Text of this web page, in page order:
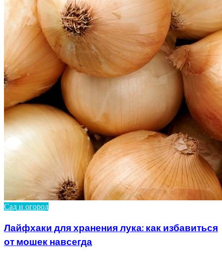
Сад и огород
Лайфхаки для хранения лука: как избавиться
от мошек навсегда